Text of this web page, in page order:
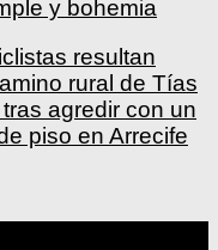
y bohemia
resultan
rural de Tías
agredir con un
piso en Arrecife